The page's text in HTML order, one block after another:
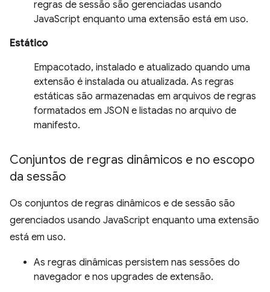
regras de sessão são gerenciadas usando
JavaScript enquanto uma extensão está em uso.
Estático
Empacotado, instalado e atualizado quando uma
extensão é instalada ou atualizada. As regras
estáticas são armazenadas em arquivos de regras
formatados em JSON e listadas no arquivo de
manifesto.
Conjuntos de regras dinâmicos e no escopo
da sessão
Os conjuntos de regras dinâmicos e de sessão são
gerenciados usando JavaScript enquanto uma extensão
está em uso.
As regras dinâmicas persistem nas sessões do
navegador e nos upgrades de extensão.